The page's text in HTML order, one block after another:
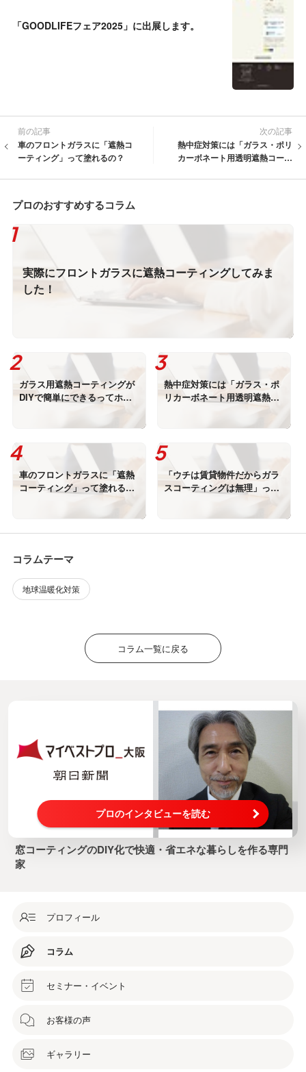
「GOODLIFEフェア2025」に出展します。
前の記事
車のフロントガラスに「遮熱コ
ーティング」って塗れるの？
次の記事
熱中症対策には「ガラス・ポリ
カーボネート用透明遮熱コーテ
プロのおすすめするコラム
実際にフロントガラスに遮熱コーティングしてみま
した！
ガラス用遮熱コーティングが
DIYで簡単にできるってホン
熱中症対策には「ガラス・ポ
リカーボネート用透明遮熱コ
ーティング」がおすすめで
車のフロントガラスに「遮熱
コーティング」って塗れる
「ウチは賃貸物件だからガラ
スコーティングは無理」って
コラムテーマ
地球温暖化対策
コラム一覧に戻る
プロのインタビューを読む
窓コーティングのDIY化で快適・省エネな暮らしを作る専門
家
プロフィール
コラム
セミナー・イベント
お客様の声
ギャラリー